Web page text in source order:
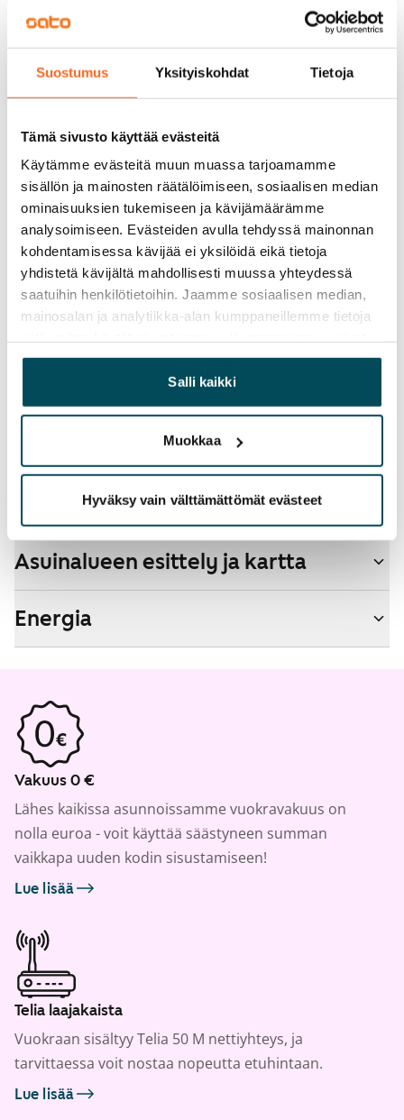
Suostumus Yksityiskohdat Tietoja
Tämä sivusto käyttää evästeitä
Käytämme evästeitä muun muassa tarjoamamme
sisällön ja mainosten räätälöimiseen, sosiaalisen median
ominaisuuksien tukemiseen ja kävijämäärämme
analysoimiseen. Evästeiden avulla tehdyssä mainonnan
kohdentamisessa kävijää ei yksilöidä eikä tietoja
yhdistetä kävijältä mahdollisesti muussa yhteydessä
saatuihin henkilötietoihin. Jaamme sosiaalisen median,
mainosalan ja analytiikka-alan kumppaneillemme tietoja
yhdistää näitä tietoja muihin tietoihin, joita olet antanut
heille tai joita on kerätty, kun olet käyttänyt heidän
palvelujaan.
Salli kaikki
Muokkaa
Hyväksy vain välttämättömät evästeet
0 €, (yrityksille min. 1 kk vuokra)
Pakollinen, ei sisälly vuokraan
Kulutuksen mukaan
Sähkömaksu
Vuokralainen solmii itse sähkösopimuksen.
Laajakaista
Vuokraan sisältyy 50 M laajakaistaliittymä. Voit hankkia
lisänopeutta etuhintaan ottamalla yhteyttä
operaattoriin Telia.
Savuton talo
Talon tiedot
Asuinalueen esittely ja kartta
Energia
Vakuus 0 €
Lähes kaikissa asunnoissamme vuokravakuus on
nolla euroa - voit käyttää säästyneen summan
vaikkapa uuden kodin sisustamiseen!
Lue lisää
Telia laajakaista
Vuokraan sisältyy Telia 50 M nettiyhteys, ja
tarvittaessa voit nostaa nopeutta etuhintaan.
Lue lisää